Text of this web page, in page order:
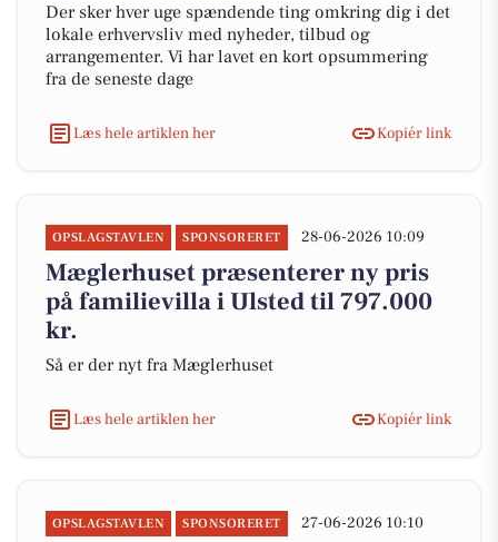
Der sker hver uge spændende ting omkring dig i det
lokale erhvervsliv med nyheder, tilbud og
arrangementer. Vi har lavet en kort opsummering
fra de seneste dage
Læs hele artiklen her Kopiér link
OPSLAGSTAVLEN SPONSORERET 28-06-2026 10:09
Mæglerhuset præsenterer ny pris
på familievilla i Ulsted til 797.000
kr.
Så er der nyt fra Mæglerhuset
Læs hele artiklen her Kopiér link
OPSLAGSTAVLEN SPONSORERET 27-06-2026 10:10